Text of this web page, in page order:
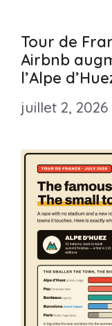
Tour de
Airbnb
l’Alpe
juillet 2, 2026